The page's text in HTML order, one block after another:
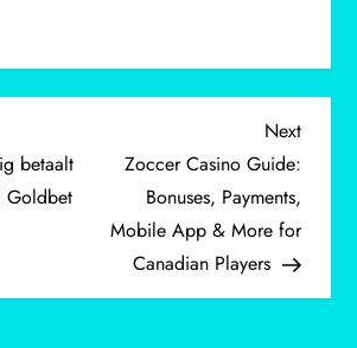
betaalt
Goldbet
Next
Post
Next
Zoccer Casino Guide:
Bonuses, Payments,
Mobile App & More for
Canadian Players